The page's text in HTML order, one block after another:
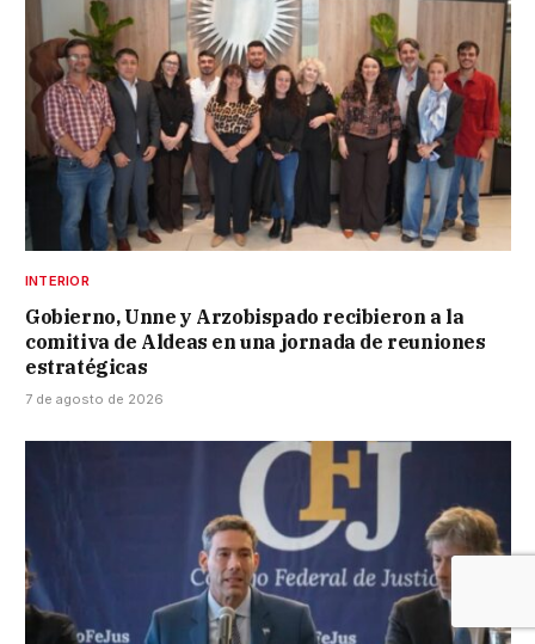
INTERIOR
Gobierno, Unne y Arzobispado recibieron a la
comitiva de Aldeas en una jornada de reuniones
estratégicas
7 de agosto de 2026